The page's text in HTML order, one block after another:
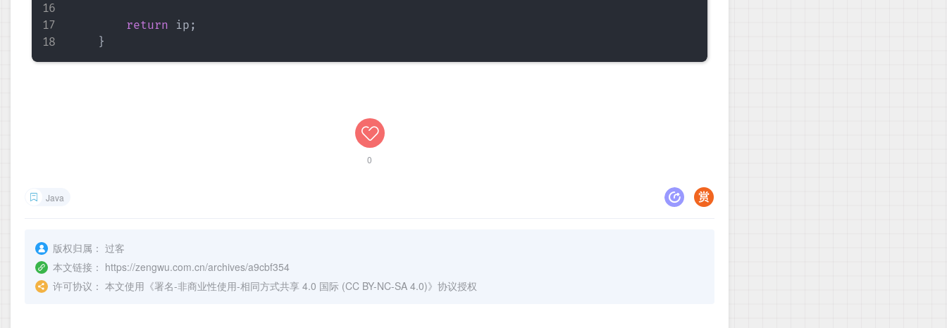
return ip ;
}
0
Java
版权归属： 过客
本文链接： https://zengwu.com.cn/archives/a9cbf354
许可协议： 本文使用《署名-非商业性使用-相同方式共享 4.0 国际 (CC BY-NC-SA 4.0)》协议授权